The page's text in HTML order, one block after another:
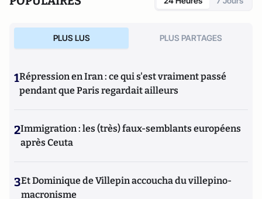
PLUS LUS PLUS PARTAGES
1Répression en Iran : ce qui s'est vraiment passé
pendant que Paris regardait ailleurs
2Immigration : les (très) faux-semblants européens
après Ceuta
3Et Dominique de Villepin accoucha du villepino-
macronisme